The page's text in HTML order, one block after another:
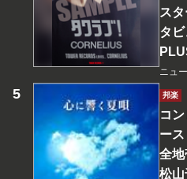
ス
タ
ニュ
邦楽
コ
ー
全地
松